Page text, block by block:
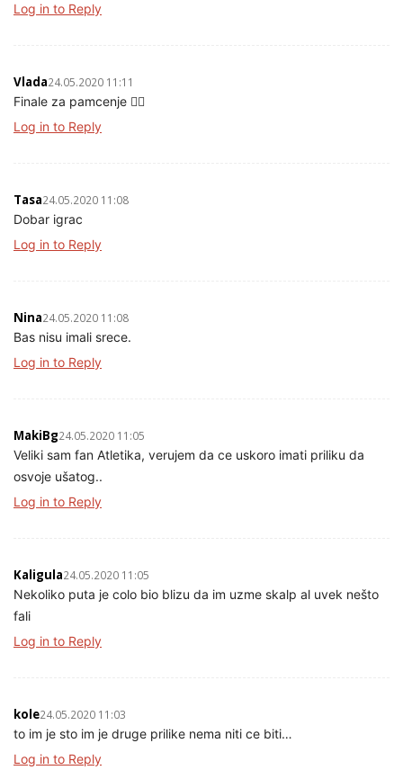
Log in to Reply
Vlada24.05.2020 11:11
Finale za pamcenje 👌🏼
Log in to Reply
Tasa24.05.2020 11:08
Dobar igrac
Log in to Reply
Nina24.05.2020 11:08
Bas nisu imali srece.
Log in to Reply
MakiBg24.05.2020 11:05
Veliki sam fan Atletika, verujem da ce uskoro imati priliku da
osvoje ušatog..
Log in to Reply
Kaligula24.05.2020 11:05
Nekoliko puta je colo bio blizu da im uzme skalp al uvek nešto
fali
Log in to Reply
kole24.05.2020 11:03
to im je sto im je druge prilike nema niti ce biti…
Log in to Reply